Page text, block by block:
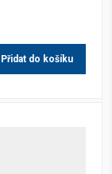
Přidat do košíku